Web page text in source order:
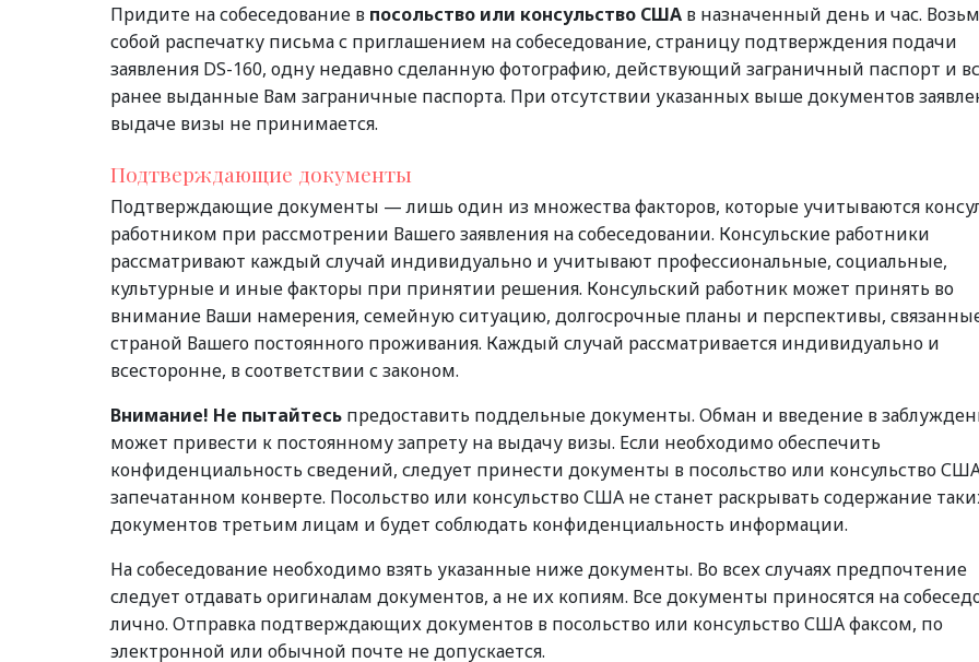
Придите на собеседование в посольство или консульство США в назначенный день и час.
собой распечатку письма с приглашением на собеседование, страницу подтверждения подачи
заявления DS-160, одну недавно сделанную фотографию, действующий заграничный паспорт и
ранее выданные Вам заграничные паспорта. При отсутствии указанных выше документов
выдаче визы не принимается.
Подтверждающие документы
Подтверждающие документы — лишь один из множества факторов, которые учитываются
работником при рассмотрении Вашего заявления на собеседовании. Консульские работники
рассматривают каждый случай индивидуально и учитывают профессиональные, социальные,
культурные и иные факторы при принятии решения. Консульский работник может принять во
внимание Ваши намерения, семейную ситуацию, долгосрочные планы и перспективы,
страной Вашего постоянного проживания. Каждый случай рассматривается индивидуально и
всесторонне, в соответствии с законом.
Внимание! Не пытайтесь предоставить поддельные документы. Обман и введение в
может привести к постоянному запрету на выдачу визы. Если необходимо обеспечить
конфиденциальность сведений, следует принести документы в посольство или консульство
запечатанном конверте. Посольство или консульство США не станет раскрывать содержание
документов третьим лицам и будет соблюдать конфиденциальность информации.
На собеседование необходимо взять указанные ниже документы. Во всех случаях предпочтение
следует отдавать оригиналам документов, а не их копиям. Все документы приносятся на
лично. Отправка подтверждающих документов в посольство или консульство США факсом, по
электронной или обычной почте не допускается.